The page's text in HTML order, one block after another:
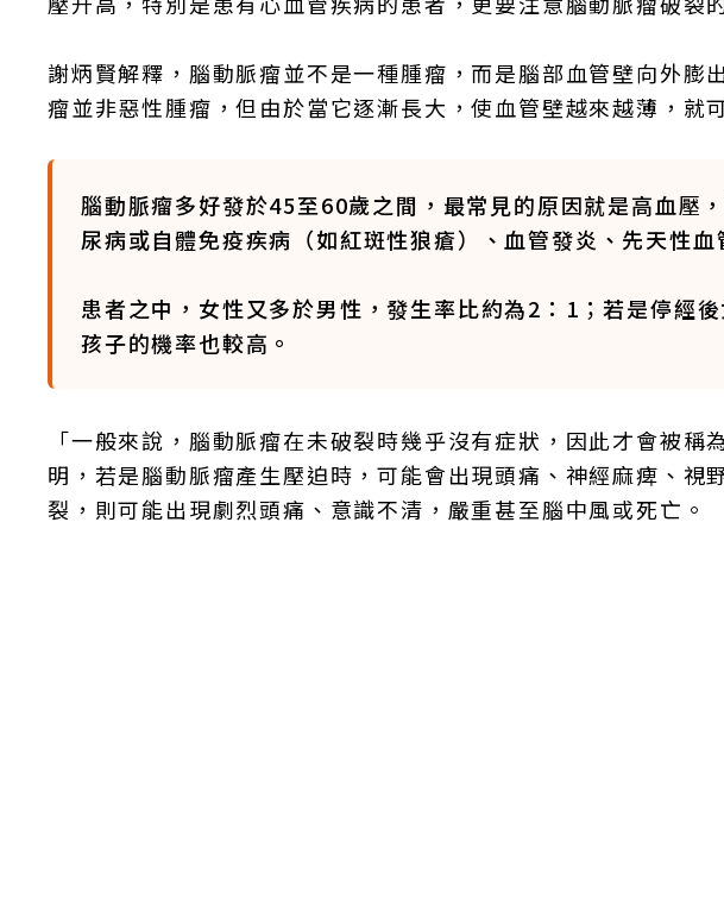
謝炳賢解釋，腦動脈瘤並不是一種腫瘤，而是腦部血管壁向外膨
瘤並非惡性腫瘤，但由於當它逐漸長大，使血管壁越來越薄，就
腦動脈瘤多好發於45至60歲之間，最常見的原因就是高血壓
尿病或自體免疫疾病（如紅斑性狼瘡）、血管發炎、先天性
患者之中，女性又多於男性，發生率比約為2：1；若是停經
孩子的機率也較高。
「一般來說，腦動脈瘤在未破裂時幾乎沒有症狀，因此才會被
明，若是腦動脈瘤產生壓迫時，可能會出現頭痛、神經麻痺、視
裂，則可能出現劇烈頭痛、意識不清，嚴重甚至腦中風或死亡。